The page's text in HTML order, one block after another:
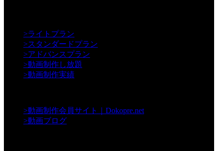
>ライトプラン
>スタンダードプラン
>アドバンスプラン
>動画制作し放題
>動画制作実績
>動画制作会員サイト｜Dokopre.net
>動画ブログ